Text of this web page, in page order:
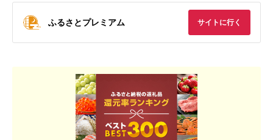
ふるさとプレミアム サイトに行く